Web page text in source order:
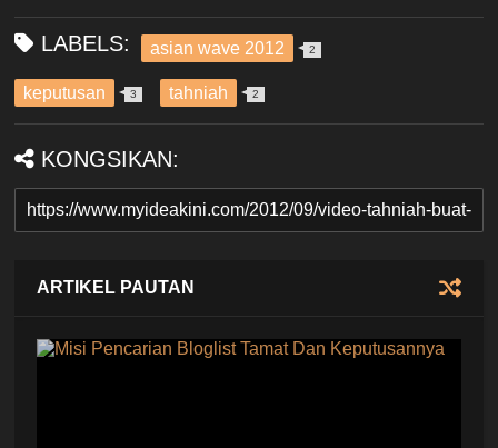
LABELS: asian wave 2012 2
keputusan 3 tahniah 2
KONGSIKAN:
ARTIKEL PAUTAN